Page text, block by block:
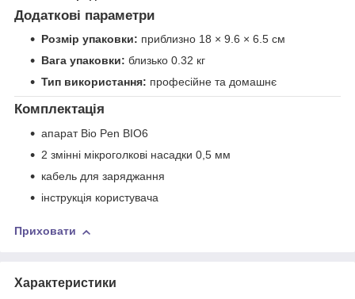
Додаткові параметри
Розмір упаковки: приблизно 18 × 9.6 × 6.5 см
Вага упаковки: близько 0.32 кг
Тип використання: професійне та домашнє
Комплектація
апарат Bio Pen BIO6
2 змінні мікроголкові насадки 0,5 мм
кабель для заряджання
інструкція користувача
Приховати
Характеристики